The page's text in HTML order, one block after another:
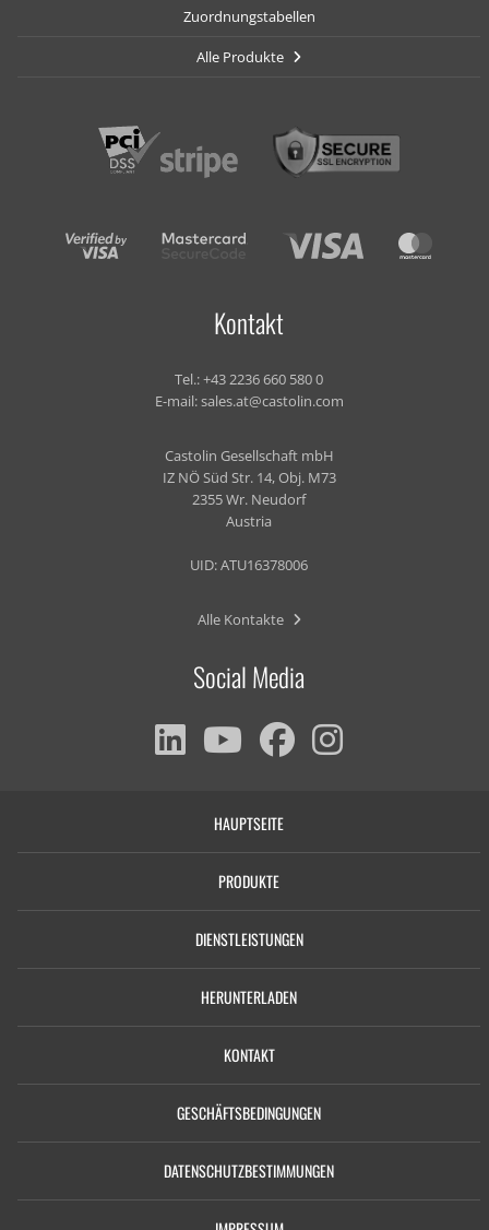
Zuordnungstabellen
Alle Produkte
Kontakt
Tel.:+43 2236 660 580 0
E-mail:sales.at@castolin.com
Castolin Gesellschaft mbH
IZ NÖ Süd Str. 14, Obj. M73
2355 Wr. Neudorf
Austria
UID: ATU16378006
Alle Kontakte
Social Media
HAUPTSEITE
PRODUKTE
DIENSTLEISTUNGEN
HERUNTERLADEN
KONTAKT
GESCHÄFTSBEDINGUNGEN
DATENSCHUTZBESTIMMUNGEN